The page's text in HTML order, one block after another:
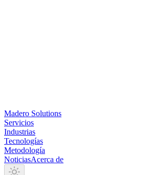
Madero Solutions
Servicios
Industrias
Tecnologías
Metodología
NoticiasAcerca de